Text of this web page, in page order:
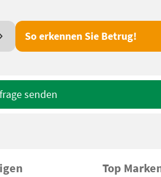
So erkennen Sie Betrug!
senden
Top